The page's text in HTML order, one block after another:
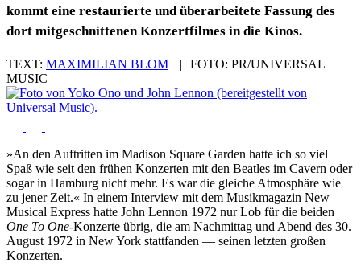
kommt eine restaurierte und überarbeitete Fassung des
dort mitgeschnittenen Konzertfilmes in die Kinos.
TEXT: MAXIMILIAN BLOM | FOTO: PR/UNIVERSAL
MUSIC
»An den Auftritten im Madison Square Garden hatte ich so viel
Spaß wie seit den frühen Konzerten mit den Beatles im Cavern oder
sogar in Hamburg nicht mehr. Es war die gleiche Atmosphäre wie
zu jener Zeit.« In einem Interview mit dem Musikmagazin New
Musical Express hatte John Lennon 1972 nur Lob für die beiden
One To One-Konzerte übrig, die am Nachmittag und Abend des 30.
August 1972 in New York stattfanden — seinen letzten großen
Konzerten.